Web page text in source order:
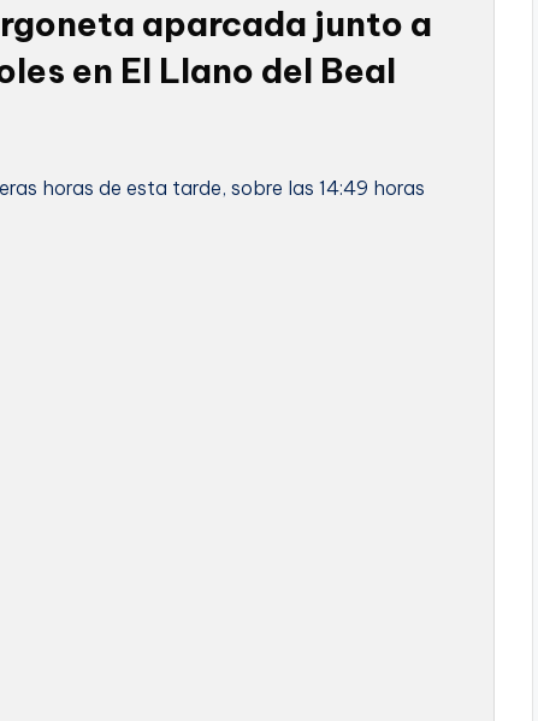
aparcada junto a
en El Llano del Beal
horas de esta tarde, sobre las 14:49 horas